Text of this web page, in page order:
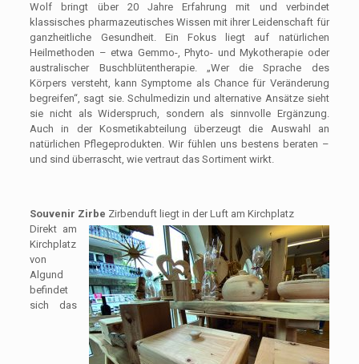
Wolf bringt über 20 Jahre Erfahrung mit und verbindet
klassisches pharmazeutisches Wissen mit ihrer Leidenschaft für
ganzheitliche Gesundheit. Ein Fokus liegt auf natürlichen
Heilmethoden – etwa Gemmo-, Phyto- und Mykotherapie oder
australischer Buschblütentherapie. „Wer die Sprache des
Körpers versteht, kann Symptome als Chance für Veränderung
begreifen“, sagt sie. Schulmedizin und alternative Ansätze sieht
sie nicht als Widerspruch, sondern als sinnvolle Ergänzung.
Auch in der Kosmetikabteilung überzeugt die Auswahl an
natürlichen Pflegeprodukten. Wir fühlen uns bestens beraten –
und sind überrascht, wie vertraut das Sortiment wirkt.
Souvenir Zirbe Zirbenduft liegt in der Luft am Kirchplatz
Direkt am
Kirchplatz
von
Algund
befindet
sich das